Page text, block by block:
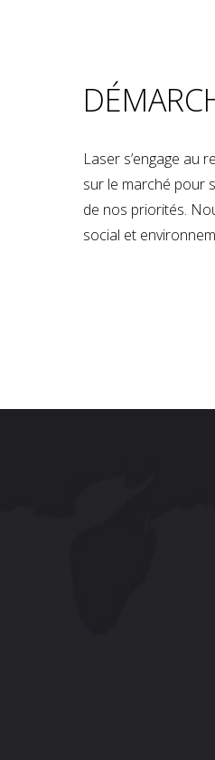
Laser s’engage au
sur le marché pour
de nos priorités.
social et